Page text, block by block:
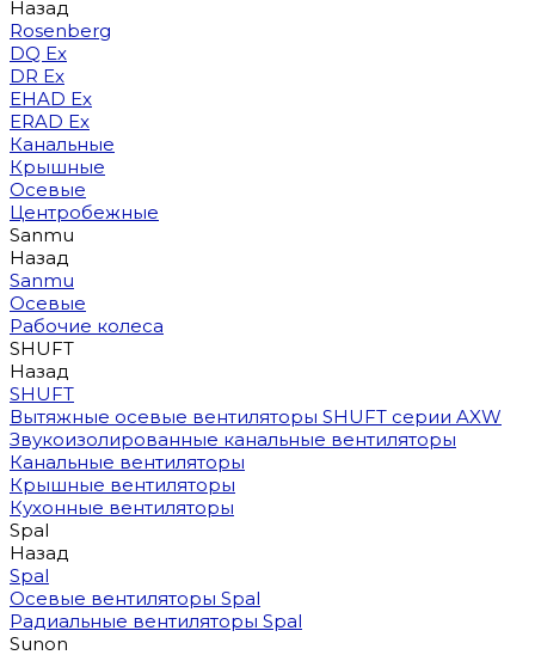
Назад
Rosenberg
DQ Ex
DR Ex
EHAD Ex
ERAD Ex
Канальные
Крышные
Осевые
Центробежные
Sanmu
Назад
Sanmu
Осевые
Рабочие колеса
SHUFT
Назад
SHUFT
Вытяжные осевые вентиляторы SHUFT серии AXW
Звукоизолированные канальные вентиляторы
Канальные вентиляторы
Крышные вентиляторы
Кухонные вентиляторы
Spal
Назад
Spal
Осевые вентиляторы Spal
Радиальные вентиляторы Spal
Sunon